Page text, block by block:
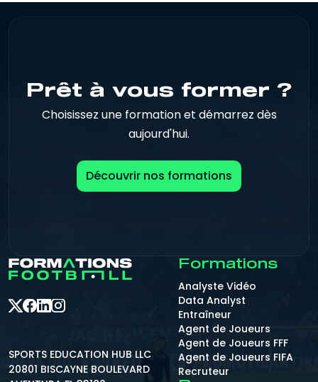
Prêt à vous former ?
Choisissez une formation et démarrez dès
aujourd'hui.
Découvrir nos formations
SPORTS EDUCATION HUB LLC
20801 BISCAYNE BOULEVARD
Formations
Analyste Vidéo
Data Analyst
Entraîneur
Agent de Joueurs
Agent de Joueurs FFF
Agent de Joueurs FIFA
Recruteur